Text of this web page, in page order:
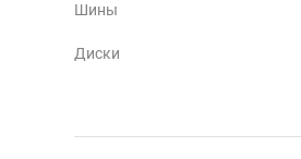
Шины
Диски